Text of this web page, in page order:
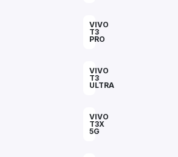
VIVO
T3
PRO
VIVO
T3
ULTRA
VIVO
T3X
5G